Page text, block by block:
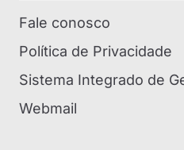
Fale conosco
Política de Privacidade
Sistema Integrado de
Webmail